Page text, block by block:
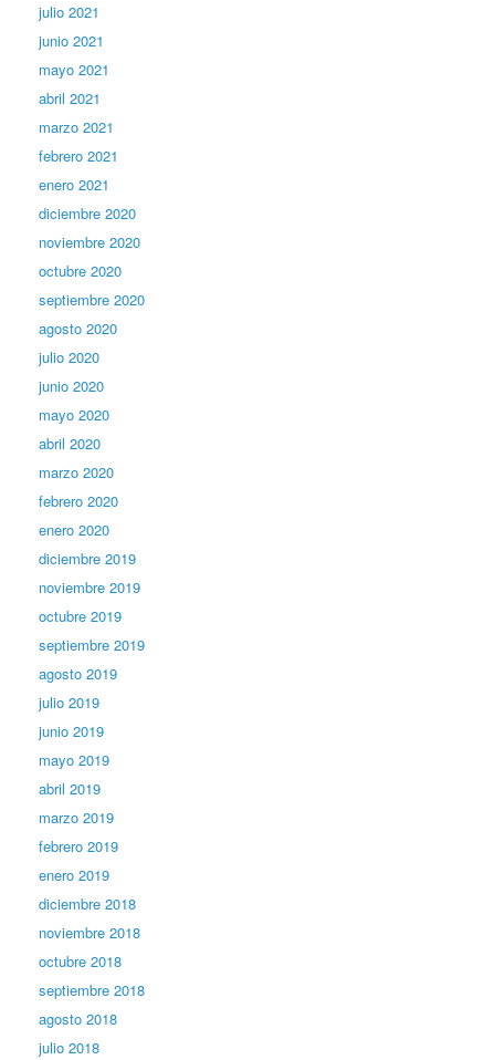
julio 2021
junio 2021
mayo 2021
abril 2021
marzo 2021
febrero 2021
enero 2021
diciembre 2020
noviembre 2020
octubre 2020
septiembre 2020
agosto 2020
julio 2020
junio 2020
mayo 2020
abril 2020
marzo 2020
febrero 2020
enero 2020
diciembre 2019
noviembre 2019
octubre 2019
septiembre 2019
agosto 2019
julio 2019
junio 2019
mayo 2019
abril 2019
marzo 2019
febrero 2019
enero 2019
diciembre 2018
noviembre 2018
octubre 2018
septiembre 2018
agosto 2018
julio 2018